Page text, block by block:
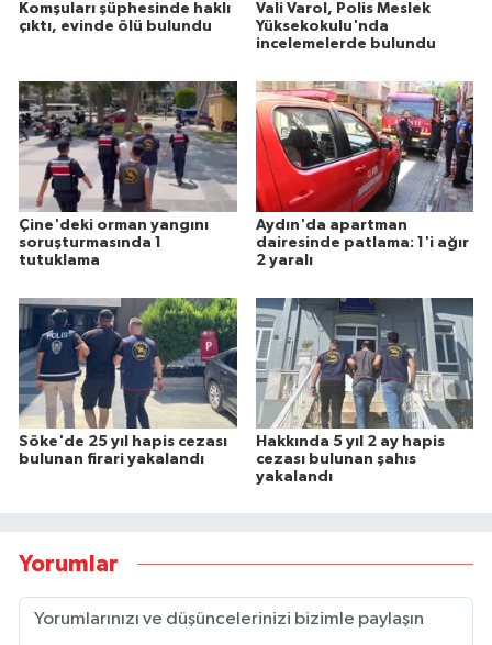
Komşuları şüphesinde haklı
çıktı, evinde ölü bulundu
Vali Varol, Polis Meslek
Yüksekokulu'nda
incelemelerde bulundu
Çine'deki orman yangını
soruşturmasında 1
tutuklama
Aydın'da apartman
dairesinde patlama: 1'i ağır
2 yaralı
Söke'de 25 yıl hapis cezası
bulunan firari yakalandı
Hakkında 5 yıl 2 ay hapis
cezası bulunan şahıs
yakalandı
Yorumlar